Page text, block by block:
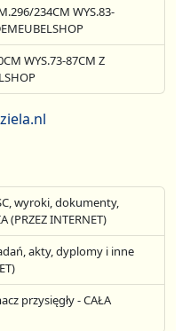
234CM WYS.83-
WYS.73-87CM Z
wyroki, dokumenty,
INTERNET)
akty, dyplomy i inne
przysięgły - CAŁA